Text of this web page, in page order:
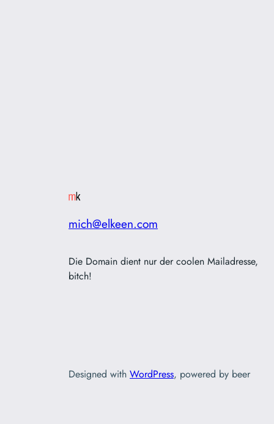
mich@elkeen.com
Die Domain dient nur der coolen Mailadresse,
bitch!
Designed with WordPress, powered by beer